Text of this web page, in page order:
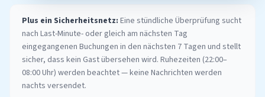
Plus ein Sicherheitsnetz: Eine stündliche Überprüfung sucht
nach Last-Minute- oder gleich am nächsten Tag
eingegangenen Buchungen in den nächsten 7 Tagen und stellt
sicher, dass kein Gast übersehen wird. Ruhezeiten (22:00–
08:00 Uhr) werden beachtet — keine Nachrichten werden
nachts versendet.